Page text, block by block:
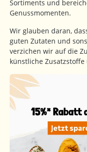
Sortiments und
Genussmomenten.
Wir glauben daran,
guten Zutaten und
verzichen wir auf die
künstliche